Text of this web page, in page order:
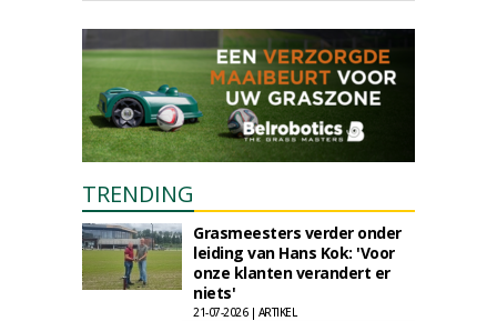
TRENDING
Grasmeesters verder onder
leiding van Hans Kok: 'Voor
onze klanten verandert er
niets'
21-07-2026 | ARTIKEL